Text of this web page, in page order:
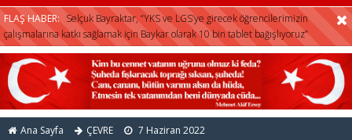
Selçuk Bayraktar, “YKS ve LGS’ye girecek öğrencilerimizin
çalışmalarına katkı sağlamak için Baykar olarak 10 bin tablet bağışlıyoruz”
Ana Sayfa ÇEVRE 7 Haziran 2022